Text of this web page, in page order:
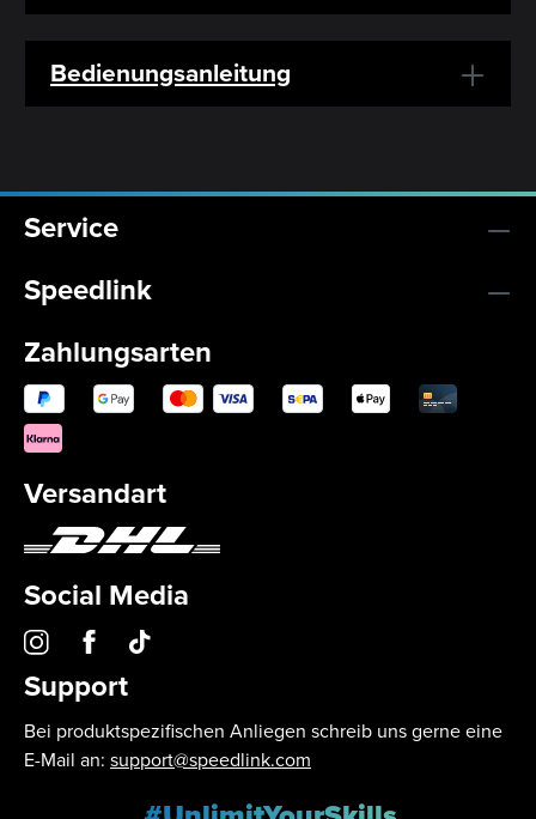
Bedienungsanleitung
Service
Speedlink
Zahlungsarten
Versandart
Social Media
Support
Bei produktspezifischen Anliegen schreib uns gerne eine
E-Mail an: support@speedlink.com